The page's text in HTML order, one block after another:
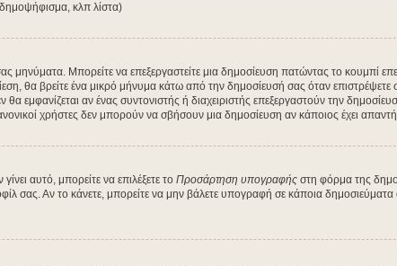
κλπ λίστα)
μηνύματα. Μπορείτε να επεξεργαστείτε μια δημοσίευση πατώντας το κουμπί
θα βρείτε ένα μικρό μήνυμα κάτω από την δημοσίευσή σας όταν
εμφανίζεται αν ένας συντονιστής ή διαχειριστής επεξεργαστούν την
χρήστες δεν μπορούν να σβήσουν μια δημοσίευση αν κάποιος έχει
αυτό, μπορείτε να επιλέξετε το Προσάρτηση υπογραφής στη φόρμα της
σας. Αν το κάνετε, μπορείτε να μην βάλετε υπογραφή σε κάποια